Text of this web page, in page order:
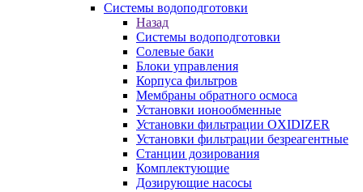
Системы водоподготовки
Назад
Системы водоподготовки
Солевые баки
Блоки управления
Корпуса фильтров
Мембраны обратного осмоса
Установки ионообменные
Установки фильтрации OXIDIZER
Установки фильтрации безреагентные
Станции дозирования
Комплектующие
Дозирующие насосы